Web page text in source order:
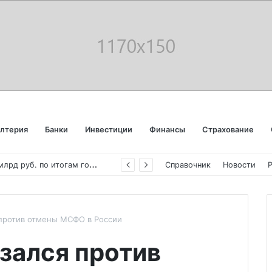
Банки Инвестиции Финансы Страхование
«
Аэрофлот» отчитался об убытке в 123 млрд руб. по итогам года пандемии Справочник Новости
отмены МСФО в России
против